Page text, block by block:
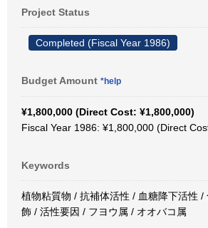
Project Status
Completed (Fiscal Year 1986)
Budget Amount *help
¥1,800,000 (Direct Cost: ¥1,800,000)
Fiscal Year 1986: ¥1,800,000 (Direct
Keywords
植物粘質物 / 抗補体活性 / 血糖降下活性 /
飾 / 活性要因 / フヨウ属 / オオバコ属